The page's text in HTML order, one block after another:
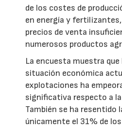
de los costes de
en energía y
precios de venta
numerosos productos
La encuesta muestra
situación económica
explotaciones ha
significativa respecto a
También se ha resentido
únicamente el 31% de